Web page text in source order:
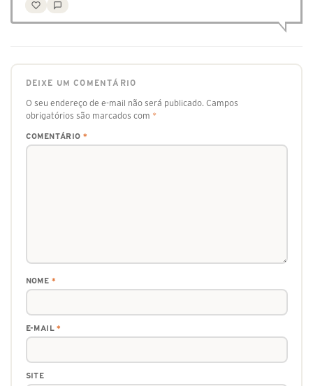
DEIXE UM COMENTÁRIO
O seu endereço de e-mail não será publicado. Campos
obrigatórios são marcados com *
COMENTÁRIO *
NOME *
E-MAIL*
SITE